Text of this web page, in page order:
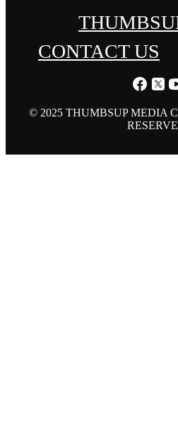
CONTACT US
© 2025 THUMBSUP MEDIA